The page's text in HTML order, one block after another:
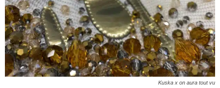
Kuska x on aura tout vu